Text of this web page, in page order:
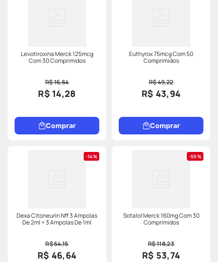
Levotiroxina Merck 125mcg
Com 30 Comprimidos
R$ 16,64
R$ 14,28
Comprar
Euthyrox 75mcg Com 50
Comprimidos
R$ 49,22
R$ 43,94
Comprar
14%
Dexa Citoneurin Nff 3 Ampolas
De 2ml + 3 Ampolas De 1ml
R$ 54,15
R$ 46,64
55%
Sotalol Merck 160mg Com 30
Comprimidos
R$ 118,23
R$ 53,74